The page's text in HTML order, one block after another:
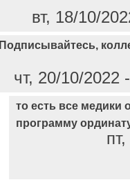
вт, 18/10/
Подписывайтесь,
чт, 20/10/
то есть все медики
программу